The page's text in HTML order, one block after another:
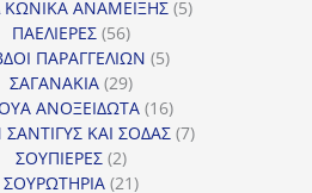
προϊόντα
ΑΝΑΜΕΙΞΗΣ 55
ΠΑΕΛΙΕΡΕΣ 5656
προϊόντα
ΠΑΡΑΓΓΕΛΙΩΝ 55
ΣΑΓΑΝΑΚΙΑ 2929
προϊόντα
ΑΝΟΞΕΙΔΩΤΑ 1616
προϊόντα
ΚΑΙ ΣΟΔΑΣ 77
ΣΟΥΠΙΕΡΕΣ 22
προϊόντα
ΣΟΥΡΩΤΗΡΙΑ 2121